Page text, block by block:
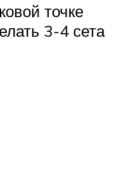
точке
3-4 сета